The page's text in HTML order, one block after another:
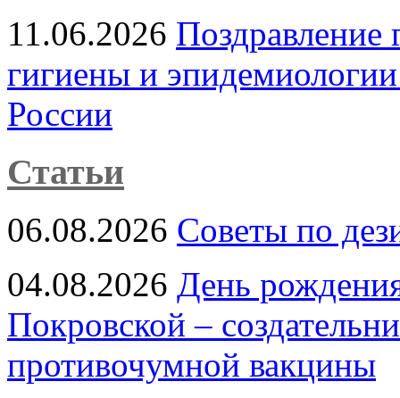
11.06.2026 Поздравление
гигиены и
России
Статьи
06.08.2026 Советы по
04.08.2026 День
Покровской –
противочумной вакцины